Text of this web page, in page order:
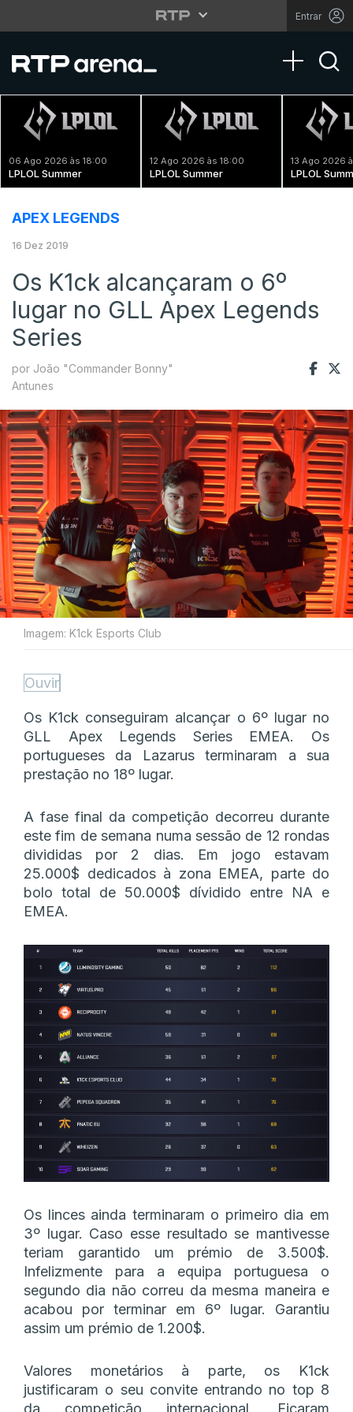
Entrar
Toggle
06 Ago 2026 às 18:00
LPLOL Summer
12 Ago 2026 às 18:00
LPLOL Summer
13 Ago 2026
LPLOL
APEX LEGENDS
16 Dez 2019
Os K1ck alcançaram o 6º
lugar no GLL Apex Legends
Series
por João "Commander Bonny"
Antunes
Imagem: K1ck Esports Club
Ouvir
Os K1ck conseguiram alcançar o 6º lugar no
GLL Apex Legends Series EMEA. Os
portugueses da Lazarus terminaram a sua
prestação no 18º lugar.
A fase final da competição decorreu durante
este fim de semana numa sessão de 12 rondas
divididas por 2 dias. Em jogo estavam
25.000$ dedicados à zona EMEA, parte do
bolo total de 50.000$ dívidido entre NA e
EMEA.
Os linces ainda terminaram o primeiro dia em
3º lugar. Caso esse resultado se mantivesse
teriam garantido um prémio de 3.500$.
Infelizmente para a equipa portuguesa o
segundo dia não correu da mesma maneira e
acabou por terminar em 6º lugar. Garantiu
assim um prémio de 1.200$.
Valores monetários à parte, os K1ck
justificaram o seu convite entrando no top 8
da competição internacional. Ficaram